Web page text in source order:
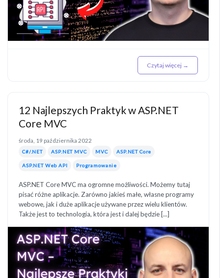
Czytaj więcej →
12 Najlepszych Praktyk w ASP.NET
Core MVC
środa, 19 października 2022
C#/.NET ASP.NET MVC MVC ASP.NET Core
ASP.NET Web API Programowanie
ASP.NET Core MVC ma ogromne możliwości. Możemy tutaj
pisać różne aplikacje. Zarówno jakieś małe, własne programy
webowe, jak i duże aplikacje używane przez wielu klientów.
Także jest to technologia, która jest i dalej będzie [...]